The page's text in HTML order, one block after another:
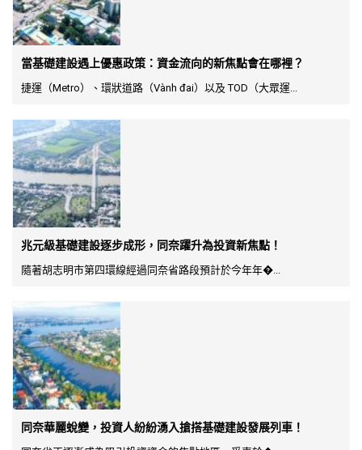
當基礎建設遇上優惠政策：資金流向的新焦點會在哪裡？
捷運（Metro）、環狀道路（Vành đai）以及 TOD（大眾運...
兆元級基礎建設逐步成形，同奈躍升為投資新焦點！
隨著胡志明市第四環線經過同奈省路段預計於今年年�...
同奈華麗蛻變，投資人紛紛湧入搶搭基礎建設發展列車！